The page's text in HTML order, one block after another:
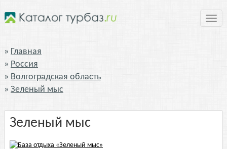
Главная
Россия
Волгоградская область
Зеленый мыс
Зеленый мыс